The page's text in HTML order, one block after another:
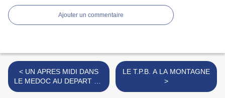
Ajouter un commentaire
< UN APRES MIDI DANS
LE MEDOC AU DEPART DE
CANTENAC
LE T.P.B. A LA MONTAGNE
>